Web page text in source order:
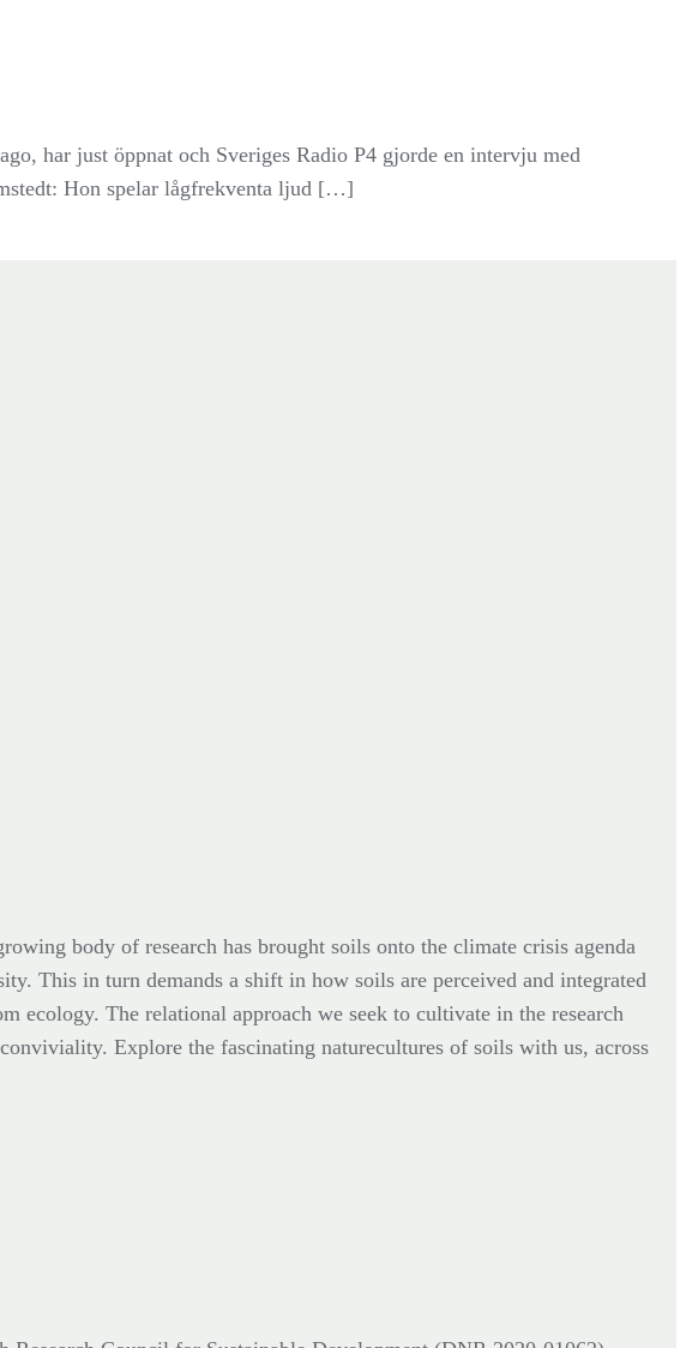
har just öppnat och Sveriges Radio P4 gjorde en intervju med
Hon spelar lågfrekventa ljud […]
body of research has brought soils onto the climate crisis agenda
This in turn demands a shift in how soils are perceived and integrated
ecology. The relational approach we seek to cultivate in the research
Explore the fascinating naturecultures of soils with us, across